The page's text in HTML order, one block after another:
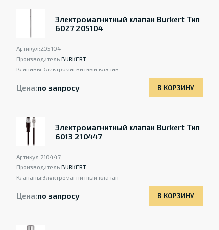
Электромагнитный клапан Burkert Тип
6027 205104
Артикул:205104
Производитель:BURKERT
Клапаны:Электромагнитный клапан
Цена:по запросу В КОРЗИНУ
Электромагнитный клапан Burkert Тип
6013 210447
Артикул:210447
Производитель:BURKERT
Клапаны:Электромагнитный клапан
Цена:по запросу В КОРЗИНУ